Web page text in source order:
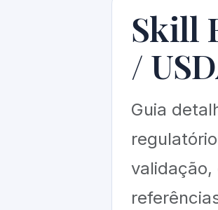
Skill
/
Guia